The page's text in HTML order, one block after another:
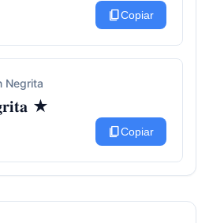
content_copyCopiar
Negrita
★
content_copyCopiar